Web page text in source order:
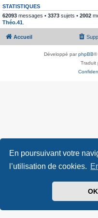
En poursuivant votre
l’utilisation de cookies.
OK
STATISTIQUES
62093 messages • 3373 sujets • 2002
Théo.41
Accueil
Développé parphpBB®
Traduit